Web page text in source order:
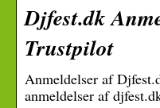
Djfest.dk
Trustpilot
Anmeldelser af
anmeldelser af